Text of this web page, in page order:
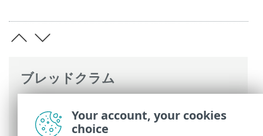
ブレッドクラム
Security >詳細設定>検査> ESET管理コン
Your account, your cookies
choice